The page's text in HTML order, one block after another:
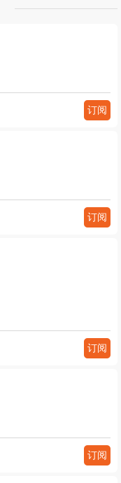
订阅
订阅
订阅
订阅